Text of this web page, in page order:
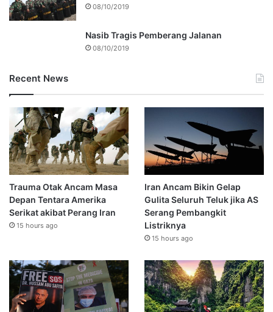
08/10/2019
Nasib Tragis Pemberang Jalanan
08/10/2019
Recent News
Trauma Otak Ancam Masa
Depan Tentara Amerika
Serikat akibat Perang Iran
15 hours ago
Iran Ancam Bikin Gelap
Gulita Seluruh Teluk jika AS
Serang Pembangkit
Listriknya
15 hours ago